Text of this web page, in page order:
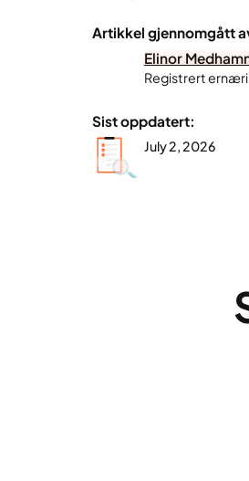
Artikkel gjennomgått
Elinor
Registrert
Sist oppdatert:
July 2, 2026